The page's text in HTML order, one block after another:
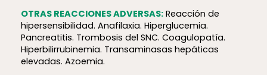
OTRAS REACCIONES ADVERSAS:Reacción de
hiper­sen­si­bi­lidad. Anafilaxia. Hiperglucemia.
Pancreatitis. Trombosis del SNC. Coagulopatía.
Hiperbilirrubinemia. Transaminasas hepáticas
elevadas. Azoemia.